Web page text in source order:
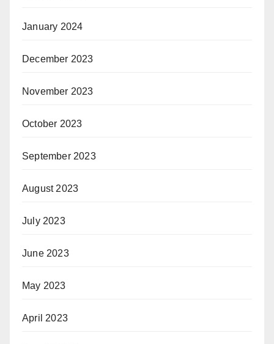
January 2024
December 2023
November 2023
October 2023
September 2023
August 2023
July 2023
June 2023
May 2023
April 2023